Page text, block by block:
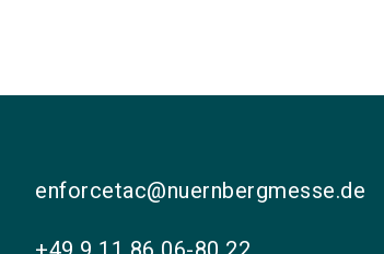
enforcetac@nuernbergmesse.de